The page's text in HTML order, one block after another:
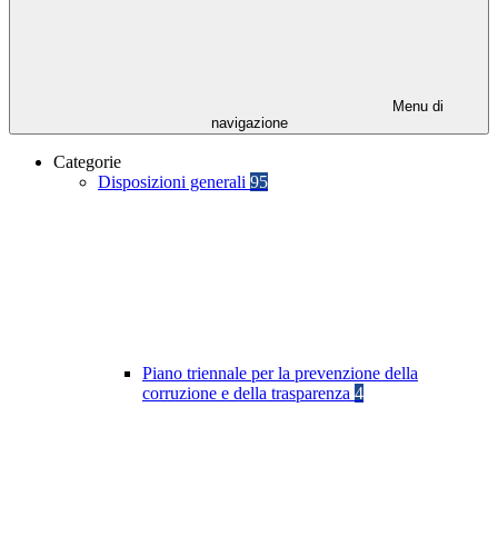
Menu di
navigazione
Categorie
Disposizioni generali 95
Piano triennale per la prevenzione della
corruzione e della trasparenza 4